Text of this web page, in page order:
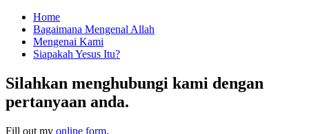
Home
Bagaimana Mengenal Allah
Mengenai Kami
Siapakah Yesus Itu?
Silahkan menghubungi kami dengan
pertanyaan anda.
Fill out my online form.